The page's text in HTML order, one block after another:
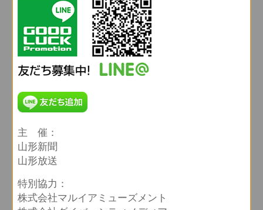
主 催：
山形新聞
山形放送
特別協力：
株式会社マルイアミューズメント